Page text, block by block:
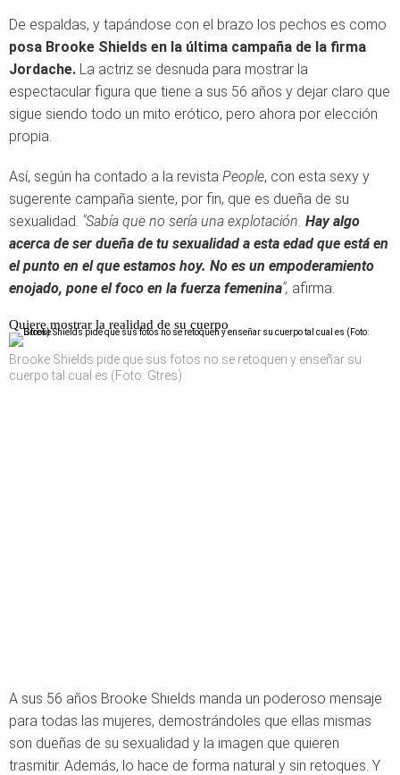
De espaldas, y tapándose con el brazo los pechos es como
posa Brooke Shields en la última campaña de la firma
Jordache. La actriz se desnuda para mostrar la
espectacular figura que tiene a sus 56 años y dejar claro que
sigue siendo todo un mito erótico, pero ahora por elección
propia.
Así, según ha contado a la revista People, con esta sexy y
sugerente campaña siente, por fin, que es dueña de su
sexualidad. "Sabía que no sería una explotación. Hay algo
acerca de ser dueña de tu sexualidad a esta edad que está en
el punto en el que estamos hoy. No es un empoderamiento
enojado, pone el foco en la fuerza femenina", afirma.
Quiere mostrar la realidad de su cuerpo
Brooke Shields pide que sus fotos no se retoquen y enseñar su
cuerpo tal cual es (Foto: Gtres)
A sus 56 años Brooke Shields manda un poderoso mensaje
para todas las mujeres, demostrándoles que ellas mismas
son dueñas de su sexualidad y la imagen que quieren
trasmitir. Además, lo hace de forma natural y sin retoques. Y